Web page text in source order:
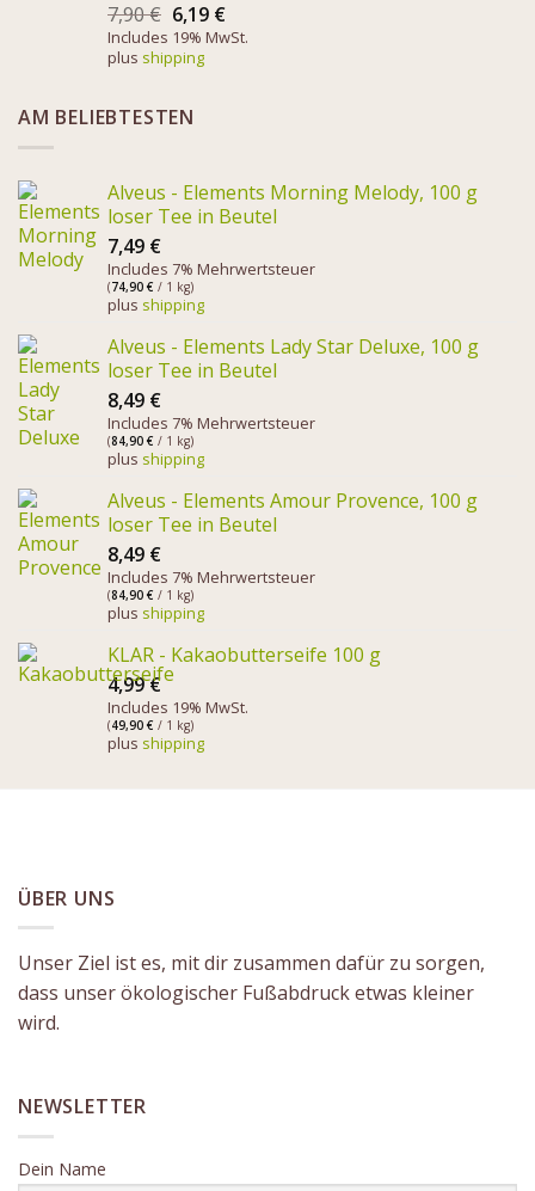
7,90€ 6,19 €
Includes 19% MwSt.
plus shipping
AM BELIEBTESTEN
Alveus - Elements Morning Melody, 100 g
loser Tee in Beutel
7,49 €
Includes 7% Mehrwertsteuer
(74,90 € / 1 kg)
plus shipping
Alveus - Elements Lady Star Deluxe, 100 g
loser Tee in Beutel
8,49 €
Includes 7% Mehrwertsteuer
(84,90 € / 1 kg)
plus shipping
Alveus - Elements Amour Provence, 100 g
loser Tee in Beutel
8,49 €
Includes 7% Mehrwertsteuer
(84,90 € / 1 kg)
plus shipping
KLAR - Kakaobutterseife 100 g
4,99€
Includes 19% MwSt.
(49,90 € / 1 kg)
plus shipping
ÜBER UNS
Unser Ziel ist es, mit dir zusammen dafür zu sorgen,
dass unser ökologischer Fußabdruck etwas kleiner
wird.
NEWSLETTER
Dein Name